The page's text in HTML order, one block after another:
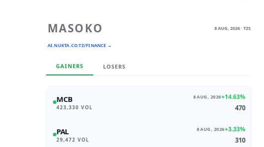
MASOKO
AI.NUKTA.CO.TZ/FINANCE →
8 AUG, 2026 · TZS
GAINERS LOSERS
MCB
423,330 VOL
8 AUG, 2026+14.63%
470
PAL
29,472 VOL
8 AUG, 2026+3.33%
310